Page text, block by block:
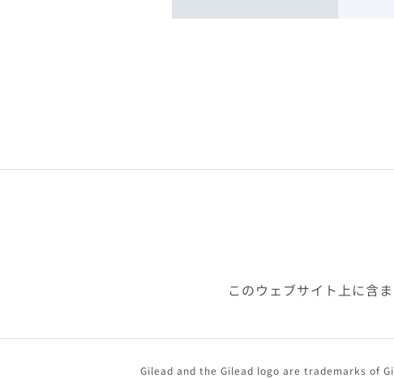
このウェブサイト上に含
Gilead and the Gilead logo are trademarks of